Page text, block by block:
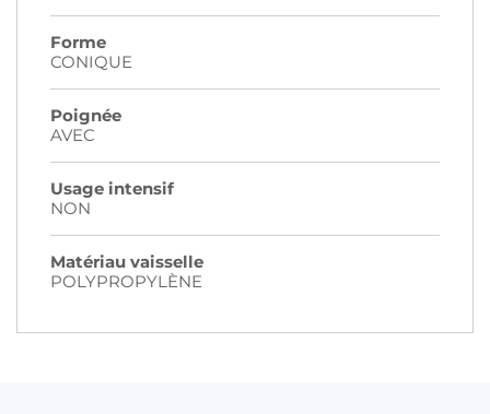
Forme
CONIQUE
Poignée
AVEC
Usage intensif
NON
Matériau vaisselle
POLYPROPYLÈNE